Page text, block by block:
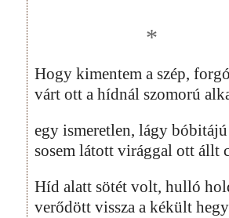
*
Hogy kimentem a szép,
várt ott a hídnál szomorú
egy ismeretlen, lágy
sosem látott virággal ott állt
Híd alatt sötét volt, hulló
verődött vissza a kékült